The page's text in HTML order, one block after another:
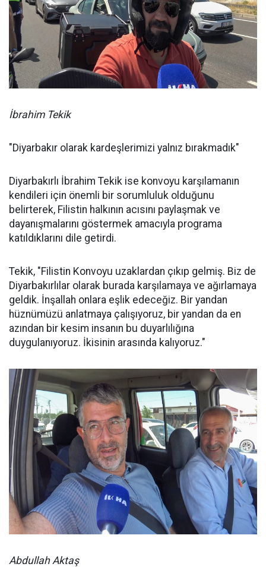
İbrahim Tekik
"Diyarbakır olarak kardeşlerimizi yalnız bırakmadık"
Diyarbakırlı İbrahim Tekik ise konvoyu karşılamanın
kendileri için önemli bir sorumluluk olduğunu
belirterek, Filistin halkının acısını paylaşmak ve
dayanışmalarını göstermek amacıyla programa
katıldıklarını dile getirdi.
Tekik, "Filistin Konvoyu uzaklardan çıkıp gelmiş. Biz de
Diyarbakırlılar olarak burada karşılamaya ve ağırlamaya
geldik. İnşallah onlara eşlik edeceğiz. Bir yandan
hüznümüzü anlatmaya çalışıyoruz, bir yandan da en
azından bir kesim insanın bu duyarlılığına
duygulanıyoruz. İkisinin arasında kalıyoruz."
Abdullah Aktaş